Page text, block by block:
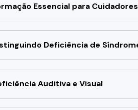
Essencial para
Deficiência de
Auditiva e Visual